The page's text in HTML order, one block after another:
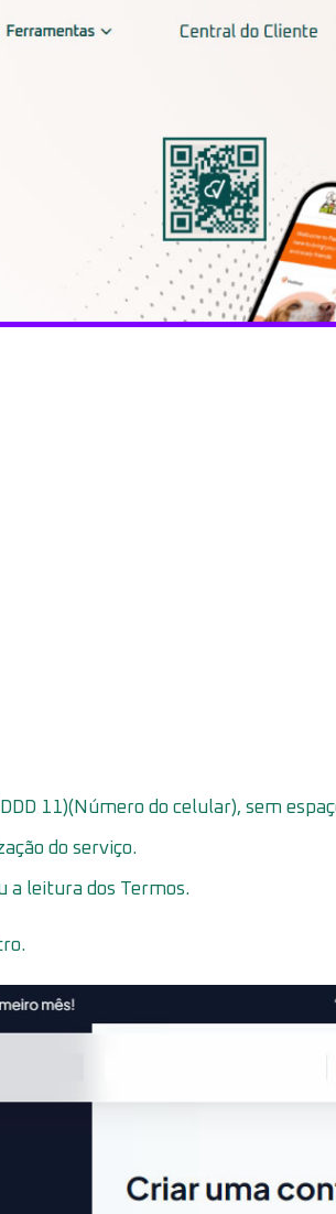
11)(Número do celular), sem
do serviço.
a leitura dos Termos.